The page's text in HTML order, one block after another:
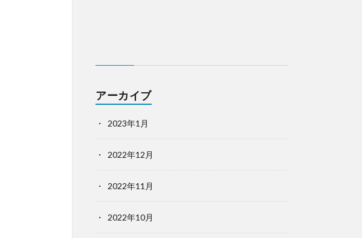
アーカイブ
2023年1月
2022年12月
2022年11月
2022年10月